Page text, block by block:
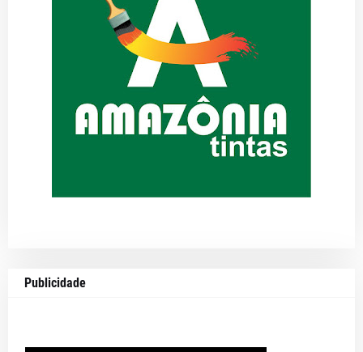
Publicidade